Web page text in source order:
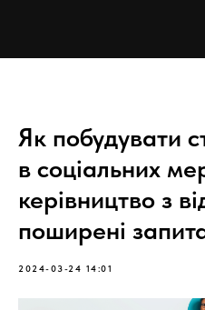
Як побудувати
в соціальних
керівництво з
поширені
2024-03-24 14:01